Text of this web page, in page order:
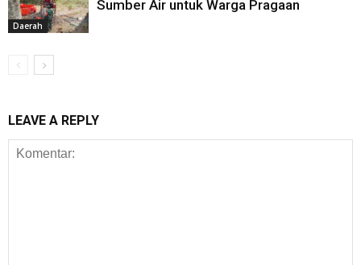
Daerah
Sumber Air untuk Warga Pragaan
LEAVE A REPLY